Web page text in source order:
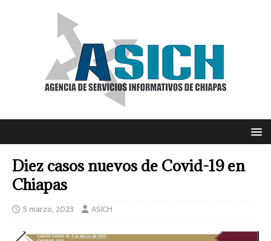
Diez casos nuevos de Covid-19 en
Chiapas
5 marzo, 2023 ASICH